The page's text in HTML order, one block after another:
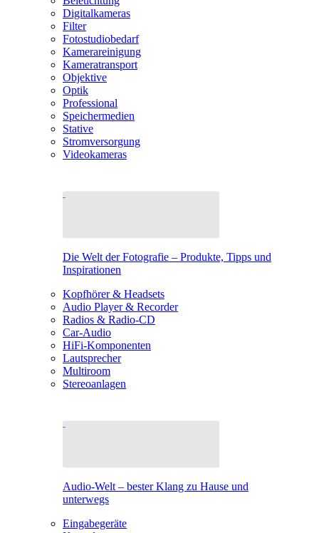
Digitalkameras
Filter
Fotostudiobedarf
Kamerareinigung
Kameratransport
Objektive
Optik
Professional
Speichermedien
Stative
Stromversorgung
Videokameras
Die Welt der Fotografie – Produkte, Tipps und
Inspirationen
Kopfhörer & Headsets
Audio Player & Recorder
Radios & Radio-CD
Car-Audio
HiFi-Komponenten
Lautsprecher
Multiroom
Stereoanlagen
Audio-Welt – bester Klang zu Hause und
unterwegs
Eingabegeräte